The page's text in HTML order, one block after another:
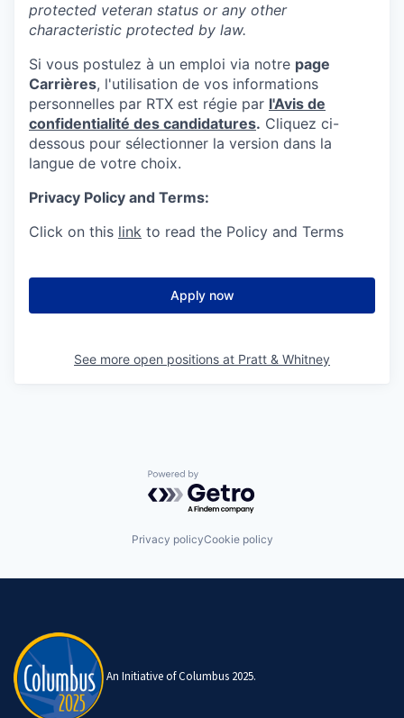
protected veteran status or any other
characteristic protected by law.
Si vous postulez à un emploi via notre page
Carrières, l'utilisation de vos informations
personnelles par RTX est régie par l'Avis de
confidentialité des candidatures. Cliquez ci-
dessous pour sélectionner la version dans la
langue de votre choix.
Privacy Policy and Terms:
Click on this link to read the Policy and Terms
Apply now
See more open positions at Pratt & Whitney
Powered by Getro.com
Privacy policyCookie policy
An Initiative of Columbus 2025.